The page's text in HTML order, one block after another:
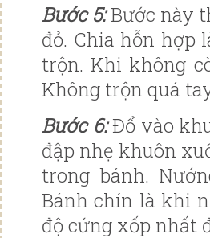
Bước 5:Bước này
đỏ. Chia hỗn hợp
trộn. Khi không
Không trộn quá
Bước 6:Đổ vào
đập nhẹ khuôn
trong bánh.
Bánh chín là khi
độ cứng xốp nhất